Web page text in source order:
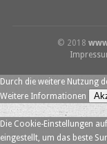
© 2018
Durch die weitere Nutzung
Weitere Informationen
Die Cookie-Einstellungen
eingestellt, um das beste